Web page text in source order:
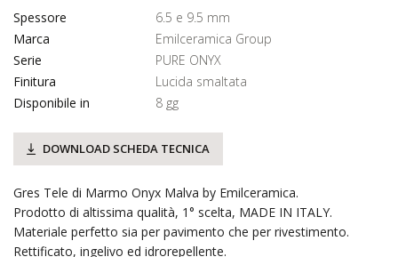
Spessore
6.5 e 9.5 mm
Marca
Emilceramica Group
Serie
PURE ONYX
Finitura
Lucida smaltata
Disponibile in
8 gg
DOWNLOAD SCHEDA TECNICA
Gres Tele di Marmo Onyx Malva by Emilceramica.
Prodotto di altissima qualità, 1° scelta, MADE IN ITALY.
Materiale perfetto sia per pavimento che per rivestimento.
Rettificato, ingelivo ed idrorepellente.